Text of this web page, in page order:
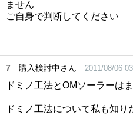
ません
ご自身で判断してください
7 購入検討中さん 2011/08/06
ドミノ工法とOMソーラーは
ドミノ工法について私も知